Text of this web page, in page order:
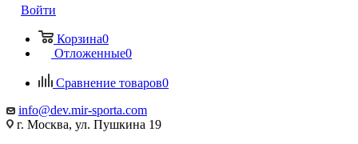
Войти
Корзина0
Отложенные0
Сравнение товаров0
info@dev.mir-sporta.com
г. Москва, ул. Пушкина 19